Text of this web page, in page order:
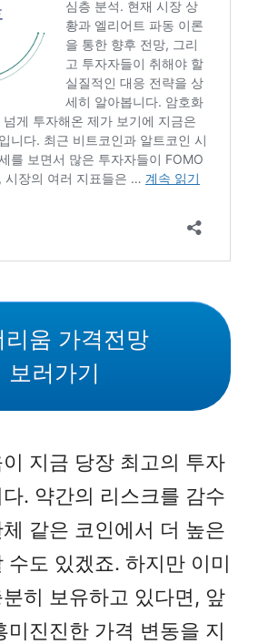
리움 가격전망
보러가기
지금 당장 최고의 투자
. 약간의 리스크를 감수
같은 코인에서 더 높은
수도 있겠죠. 하지만 이미
히 보유하고 있다면, 앞
미진진한 가격 변동을 지